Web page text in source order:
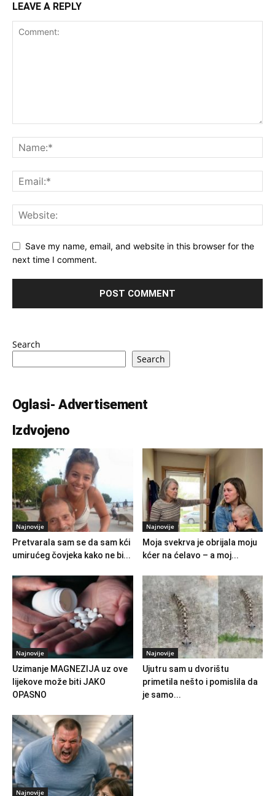
LEAVE A REPLY
Save my name, email, and website in this browser for the
next time I comment.
Search
Search
Oglasi- Advertisement
Izdvojeno
Najnovije
Pretvarala sam se da sam kći
umirućeg čovjeka kako ne bi...
Najnovije
Moja svekrva je obrijala moju
kćer na ćelavo – a moj...
Najnovije
Uzimanje MAGNEZIJA uz ove
lijekove može biti JAKO
OPASNO
Najnovije
Ujutru sam u dvorištu
primetila nešto i pomislila da
je samo...
Najnovije